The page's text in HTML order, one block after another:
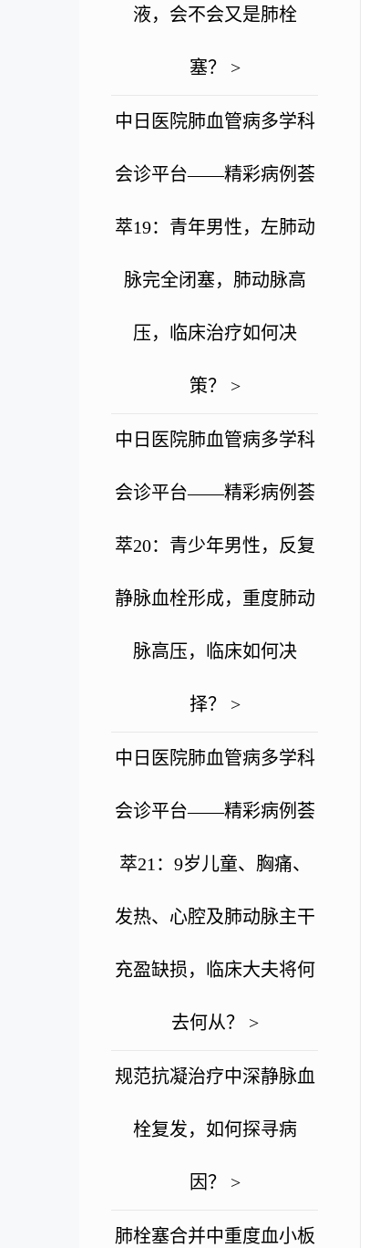
液，会不会又是肺栓
塞？ >
中日医院肺血管病多学科
会诊平台——精彩病例荟
萃19：青年男性，左肺动
脉完全闭塞，肺动脉高
压，临床治疗如何决
策？ >
中日医院肺血管病多学科
会诊平台——精彩病例荟
萃20：青少年男性，反复
静脉血栓形成，重度肺动
脉高压，临床如何决
择？ >
中日医院肺血管病多学科
会诊平台——精彩病例荟
萃21：9岁儿童、胸痛、
发热、心腔及肺动脉主干
充盈缺损，临床大夫将何
去何从？ >
规范抗凝治疗中深静脉血
栓复发，如何探寻病
因？ >
肺栓塞合并中重度血小板